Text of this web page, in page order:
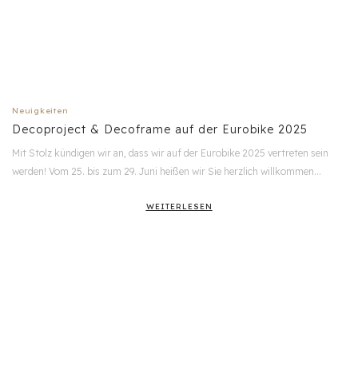
Neuigkeiten
Decoproject & Decoframe auf der Eurobike 2025
Mit Stolz kündigen wir an, dass wir auf der Eurobike 2025 vertreten sein
werden! Vom 25. bis zum 29. Juni heißen wir Sie herzlich willkommen…
WEITERLESEN